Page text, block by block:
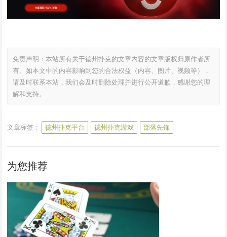
免责声明：本站所有关于德州扑克的文章内容的文章版权归原作者所
有。如本文中的内容影响到您的合法权益（内容、图片、视频等），
请及时联系本站，我们会及时删除处理并进行公开道歉，感谢您的理
解和支持。
文章标签： 德州扑克平台 德州扑克游戏 部落先锋
为您推荐